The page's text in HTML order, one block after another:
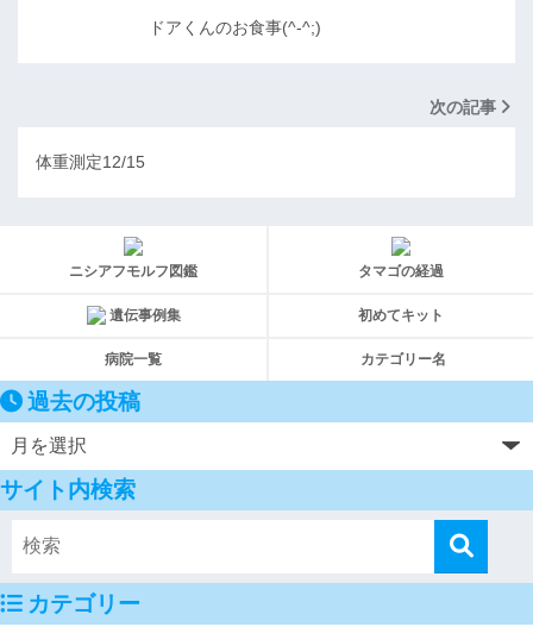
ドアくんのお食事(^-^;)
次の記事
体重測定12/15
ニシアフモルフ図鑑 タマゴの経過
遺伝事例集 初めてキット
病院一覧 カテゴリー名
過去の投稿
サイト内検索
カテゴリー